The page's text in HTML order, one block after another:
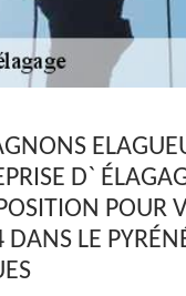
D`
POUR
LE